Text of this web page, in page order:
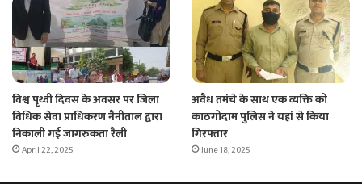
विश्व पृथ्वी दिवस के अवसर पर जिला
विधिक सेवा प्राधिकरण नैनीताल द्वारा
निकाली गई जागरुकता रैली
April 22, 2025
अवैध तमंचे के साथ एक व्यक्ति को
काठगोदाम पुलिस ने यहां से किया
गिरफ्तार
June 18, 2025